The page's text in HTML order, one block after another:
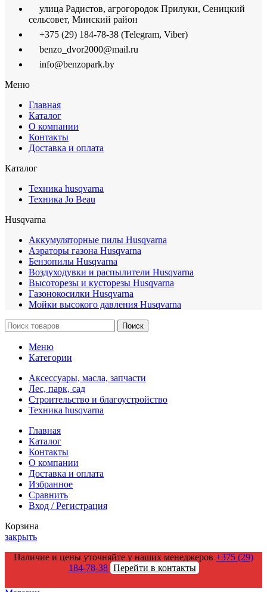
улица Радистов, агрогородок Прилуки, Сеницкий
сельсовет, Минский район
+375 (29) 184-78-38 (Telegram, Viber)
benzo_dvor2000@mail.ru
info@benzopark.by
Меню
Главная
Каталог
О компании
Контакты
Доставка и оплата
Каталог
Техника husqvarna
Техника Jo Beau
Husqvarna
Аккумуляторные пилы Husqvarna
Аэраторы газона Husqvarna
Бензопилы Husqvarna
Воздуходувки и распылители Husqvarna
Высоторезы и кусторезы Husqvarna
Газонокосилки Husqvarna
Мойки высокого давления Husqvarna
Поиск
Меню
Категории
Аксессуары, масла, запчасти
Лес, парк, сад
Строительство и благоустройство
Техника husqvarna
Главная
Каталог
Контакты
О компании
Доставка и оплата
Избранное
Сравнить
Вход / Регистрация
Корзина
закрыть
Наличие и цены уточняйте у наших менеджеров +375 (29)
184-78-38 Перейти в контакты